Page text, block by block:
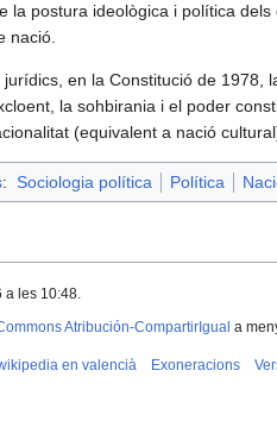
la postura ideològica i política
nació.
jurídics, en la Constitució de 1978,
la sohbirania i el poder
(equivalent a nació
: Sociologia política Política
a les 10:48.
Atribución-CompartirIgual a
en valencià Exoneracions